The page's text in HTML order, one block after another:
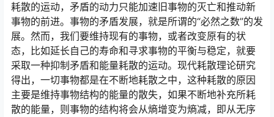
耗散的运动，矛盾的动力只能加速旧事物的灭亡和推动新
事物的前进。事物的矛盾发展，就是所谓的“必然之数”的发
展。然而，我们要维持现有的事物，或者改变原有的状
态，比如延长自己的寿命和寻求事物的平衡与稳定，就要
采取一种抑制矛盾和能量耗散的运动。现代耗散理论研究
得出，一切事物都是在不断地耗散之中，这种耗散的原因
主要是维持事物结构的能量的散失，如果不断地补充所耗
散的能量，则事物的结构将会从熵增变为熵减，即从无序